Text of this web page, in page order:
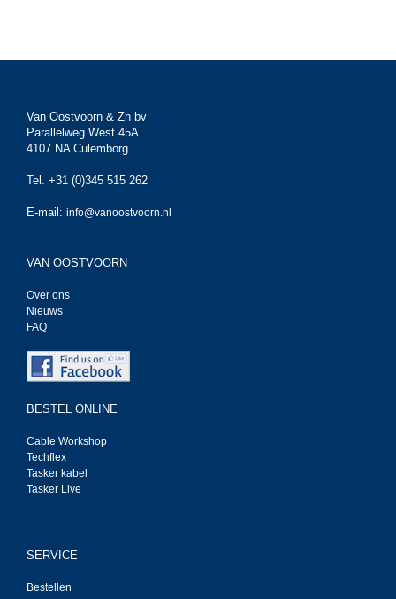
Van Oostvoorn & Zn bv
Parallelweg West 45A
4107 NA Culemborg
Tel. +31 (0)345 515 262
E-mail: info@vanoostvoorn.nl
VAN OOSTVOORN
Over ons
Nieuws
FAQ
BESTEL ONLINE
Cable Workshop
Techflex
Tasker kabel
Tasker Live
SERVICE
Bestellen